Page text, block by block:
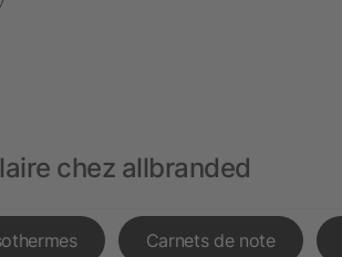
chez allbranded
Carnets de note